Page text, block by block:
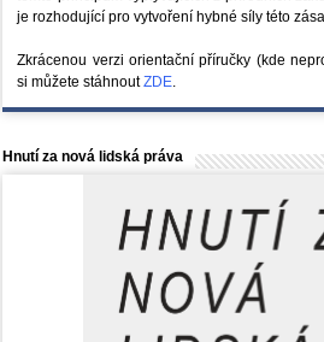
je rozhodující pro vytvoření hybné síly této
Zkrácenou verzi orientační příručky (kde
si můžete stáhnoutZDE
Hnutí za nová lidská práva